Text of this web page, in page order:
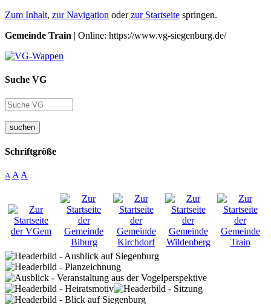
Zum Inhalt, zur Navigation oderzur Startseite springen.
Gemeinde Train | Online: https://www.vg-siegenburg.de/
Suche VG
suchen
Schriftgröße
A A A